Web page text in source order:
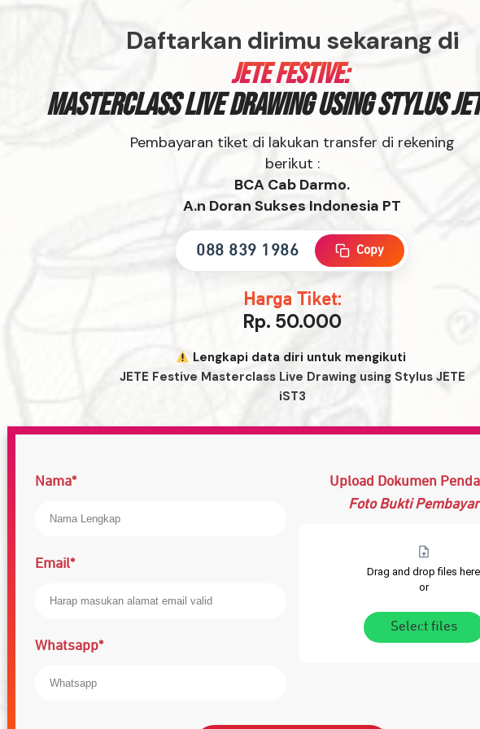
Daftarkan dirimu sekarang di
JETE Festive:
Masterclass Live Drawing using Stylus
Pembayaran tiket di lakukan transfer di rekening
berikut :
BCA Cab Darmo.
A.n Doran Sukses Indonesia PT
088 839 1986 Copy
Harga Tiket:
Rp. 50.000
Lengkapi data diri untuk mengikuti
JETE Festive Masterclass Live Drawing using Stylus JETE
iST3
Nama*
Email*
Whatsapp*
Upload Dokumen
Foto Bukti
Drag and drop files here
or
Select files